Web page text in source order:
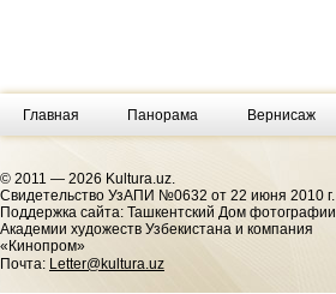
Главная Панорама Вернисаж
© 2011 — 2026 Kultura.uz.
Cвидетельство УзАПИ №0632 от 22 июня 2010 г.
Поддержка сайта: Ташкентский Дом фотографии
Академии художеств Узбекистана и компания
«Кинопром»
Почта: Letter@kultura.uz